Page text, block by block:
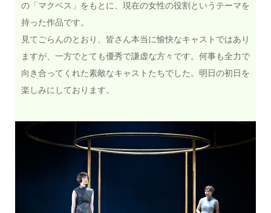
の「マクベス」をもとに、現在の女性の役割というテーマを
持った作品です。
見てごらんのとおり、皆さん本当に愉快なキャストではあり
ますが、一方でとても優秀で謙虚な方々です。何事も全力で
向き合ってくれた素敵なキャストたちでした。明日の初日を
楽しみにしております。